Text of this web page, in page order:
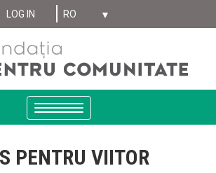
LOG IN
Select your language
Toggle
navigation
PENTRU VIITOR